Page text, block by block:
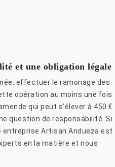
et une obligation légale
effectuer le ramonage des
opération au moins une fois
qui peut s’élever à 450 €.
question de responsabilité. Si
entreprise Artisan Andueza est
en la matière et nous